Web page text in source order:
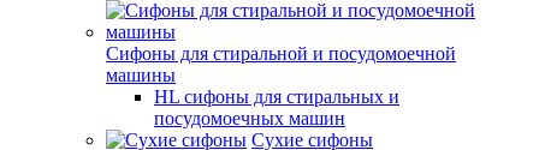
Сифоны для стиральной и посудомоечной
машины
HL сифоны для стиральных и
посудомоечных машин
Сухие сифоны